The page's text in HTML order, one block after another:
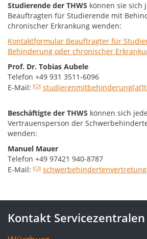
Studierende der THWS können sie sich
Beauftragten für Studierende mit
chronischer Erkrankung wenden:
Kontaktformular Beauftragter für
Behinderung oder chronischer
Prof. Dr. Tobias Aubele
Telefon +49 931 3511-6096
E-Mail:
Beschäftigte der THWS können sich
Vertrauensperson der
wenden:
Manuel Mauer
Telefon +49 97421 940-8787
E-Mail:
Kontakt Servicezentralen